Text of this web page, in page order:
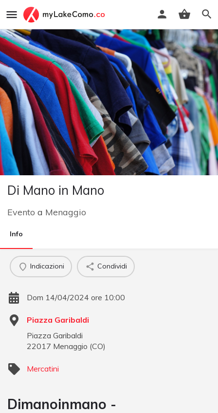
Di Mano in Mano
Evento a Menaggio
Info
Indicazioni Condividi
Dom 14/04/2024 ore 10:00
Piazza Garibaldi
Piazza Garibaldi
22017 Menaggio (CO)
Mercatini
Dimanoinmano -